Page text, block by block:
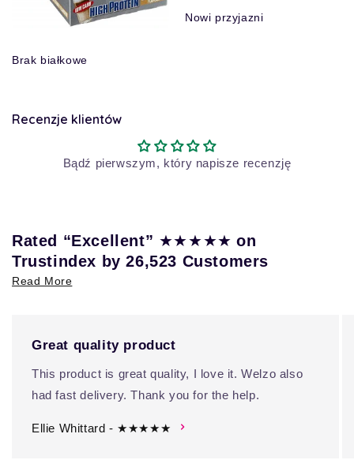
Brak białkowe
Nowi przyjazni
Recenzje klientów
Bądź pierwszym, który napisze recenzję
Rated “Excellent” ★★★★★on
Trustindex by 26,523 Customers
Read More
Great quality product
This product is great quality, I love it. Welzo also
had fast delivery. Thank you for the help.
Ellie Whittard - ★★★★★